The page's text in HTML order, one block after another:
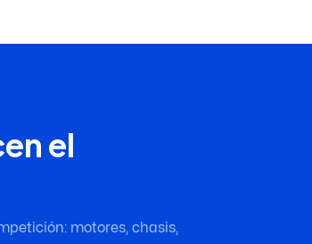
el
motores, chasis,